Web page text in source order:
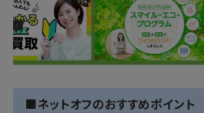
■ネットオフのおすすめポイント